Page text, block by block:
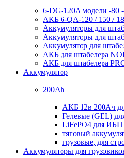
6-DG-120A модели -80
АКБ 6-QA-120 / 150 /
Аккумуляторы для
Аккумуляторы для
Аккумулятор для
АКБ для штабелера
АКБ для штабелера
Аккумулятор
200Ah
АКБ 12в 200Ач
Гелевые (GEL)
LiFePO4 для
тяговый
грузовые, для
Аккумуляторы для